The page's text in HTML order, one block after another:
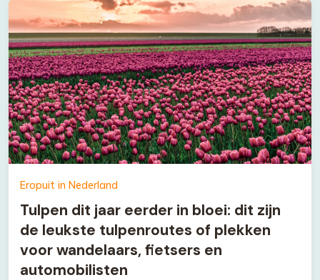
Eropuit in Nederland
Tulpen dit jaar eerder in bloei: dit zijn
de leukste tulpenroutes of plekken
voor wandelaars, fietsers en
automobilisten